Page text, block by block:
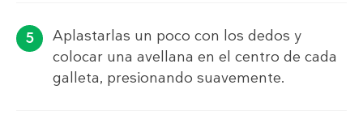
Aplastarlas un poco con los dedos y
colocar una avellana en el centro de cada
galleta, presionando suavemente.